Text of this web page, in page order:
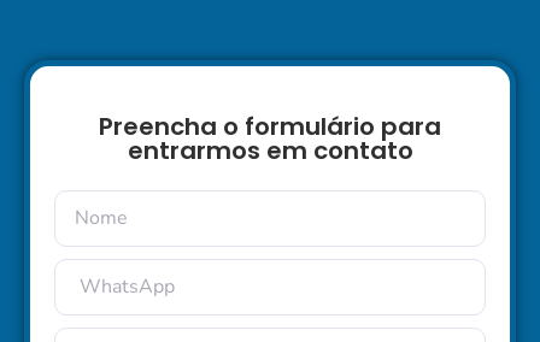
Preencha o formulário para
entrarmos em contato